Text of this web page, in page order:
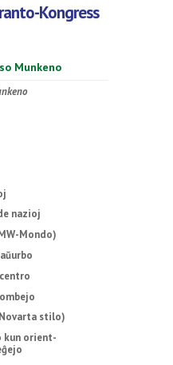
Kongress
Munkeno
nazioj
Mondo)
stilo)
kun orient-